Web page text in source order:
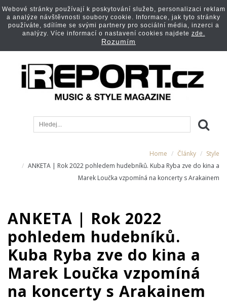
Home Články
Style
ANKETA | Rok 2022 pohledem hudebníků. Kuba Ryba zve do kina a
Marek Loučka vzpomíná na koncerty s Arakainem
ANKETA | Rok 2022
pohledem hudebníků.
Kuba Ryba zve do kina a
Marek Loučka vzpomíná
na koncerty s Arakainem
Webové stránky používají k poskytování služeb, personalizaci reklam
a analýze návštěvnosti soubory cookie. Informace, jak tyto stránky
používáte, sdílíme se svými partnery pro sociální média, inzerci a
analýzy. Více informací o nastavení cookies najdete zde.
Rozumím